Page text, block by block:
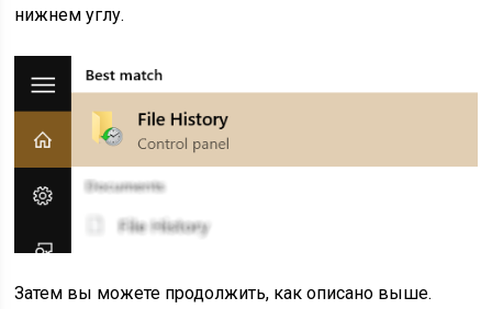
нижнем углу.
Затем вы можете продолжить, как описано выше.